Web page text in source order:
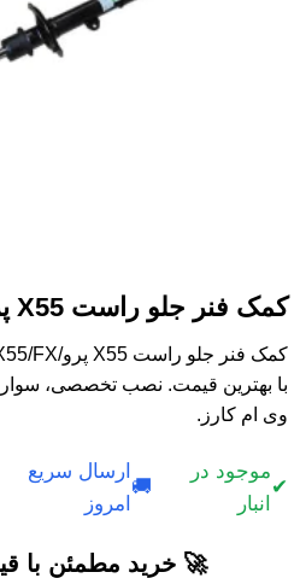
کمک فنر جلو راست X55 پرو
با بهترین قیمت. نصب تخصصی،
وی ام کارز.
✔
موجود در
انبار
🚚
ارسال سریع
امروز
🚀 خرید مطمئن با